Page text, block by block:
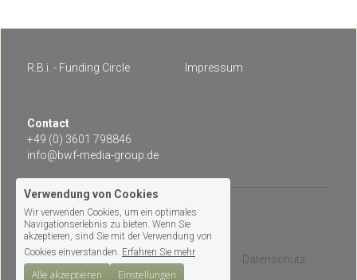
R.B.i. - Funding Circle Impressum
Contact
+49 (0) 3601 798846
info@bwf-media-group.de
© 2026
Allgemeine Geschäftsbedingungen Datenschutz
Verwendung von Cookies
Wir verwenden Cookies, um ein optimales
Navigationserlebnis zu bieten. Wenn Sie
akzeptieren, sind Sie mit der Verwendung von
Cookies einverstanden. Erfahren Sie mehr
Alle akzeptieren Einstellungen